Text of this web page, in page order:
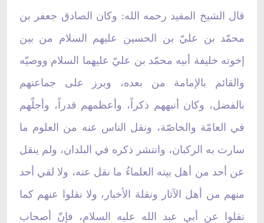
قال الشيخ المفيد رحمه الله: وكان الصادق جعفر بن
محمّد بن عليّ بن الحسين عليهم السلام من بين
إخوته خليفة أبيه محمّد بن عليّ عليهما السلام ووصيّه
والقائم بالإمامة من بعده، وبرز على جماعتهم
بالفضل، وكان أنبههم ذكراً، وأعظمهم قدراً، وأجلّهم
في العامّة والخاصّة، ونقل الناس عنه من العلوم ما
سارت به الركبان، وانتشر ذكره في البلدان، ولم ينقل
عن أحد من أهل بيته العلماءُ ما نقل عنه، ولا لقي أحد
منهم من أهل الآثار ونقلة الأخبار، ولا نقلوا عنهم كما
نقلوا عن أبي عبد الله عليه السلام، فإنّ أصحاب